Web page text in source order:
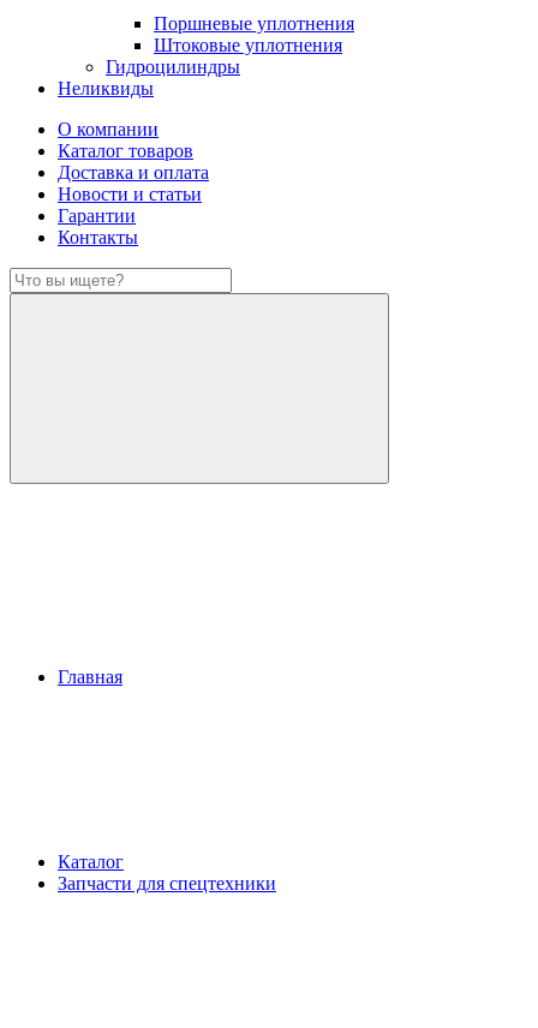
Поршневые уплотнения
Штоковые уплотнения
Гидроцилиндры
Неликвиды
О компании
Каталог товаров
Доставка и оплата
Новости и статьи
Гарантии
Контакты
Главная
Каталог
Запчасти для спецтехники